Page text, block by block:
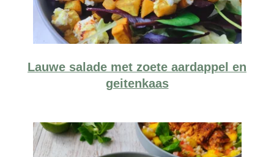
Lauwe salade met zoete aardappel en
geitenkaas